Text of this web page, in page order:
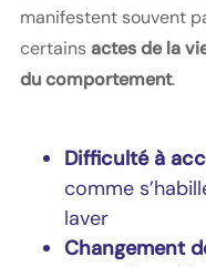
manifestent souvent
certainsactes de la
du comportement.
Difficulté à
comme
laver
Changement